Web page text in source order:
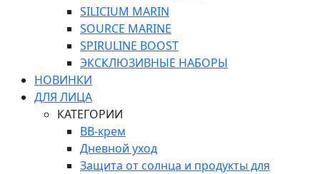
SILICIUM MARIN
SOURCE MARINE
SPIRULINE BOOST
ЭКСКЛЮЗИВНЫЕ НАБОРЫ
НОВИНКИ
ДЛЯ ЛИЦА
КАТЕГОРИИ
ВВ-крем
Дневной уход
Защита от солнца и продукты для